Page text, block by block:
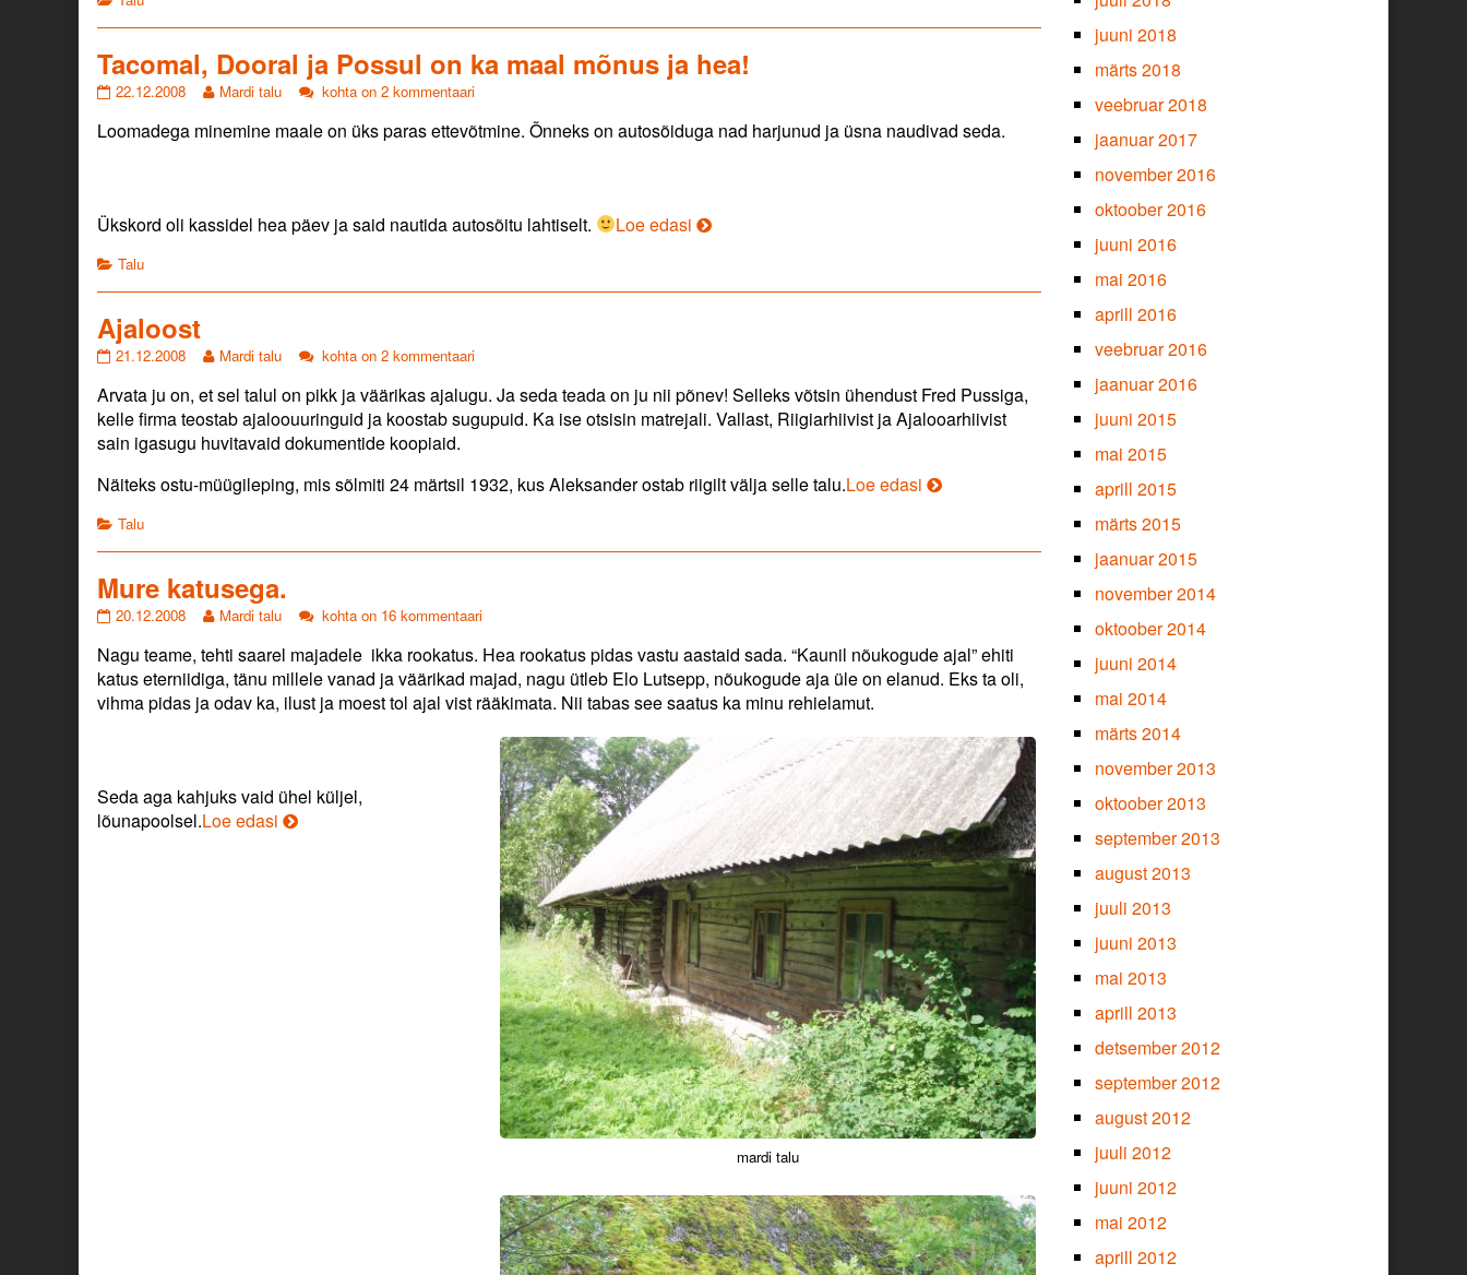
Tacomal, Dooral ja Possul on ka maal mõnus ja hea!
Tacomal,
ja
mõnus
hea!
22.12.2008
Read
posts
Tacomal,
mõnus
hea!,
Mardi talu
Tacomal,
ja
mõnus
kohta on 2 kommentaari
Loomadega minemine maale on üks paras ettevõtmine. Õnneks on autosõiduga nad harjunud ja üsna naudivad seda.
Ükskord oli kassidel hea päev ja said nautida autosõitu lahtiselt. Loe edasiTacomal,
Possul
mõnus
ja
Categories
Talu
Ajaloost
Ajaloost
on
21.12.2008
Read
posts
by
the
author
Ajaloost,
Mardi talu Ajaloost
kohta on 2 kommentaari
Arvata ju on, et sel talul on pikk ja väärikas ajalugu. Ja seda teada on ju nii põnev! Selleks võtsin ühendust Fred Pussiga,
kelle firma teostab ajaloouuringuid ja koostab sugupuid. Ka ise otsisin matrejali. Vallast, Riigiarhiivist ja Ajalooarhiivist
sain igasugu huvitavaid dokumentide koopiaid.
Näiteks ostu-müügileping, mis sõlmiti 24 märtsil 1932, kus Aleksander ostab riigilt välja selle talu.Loe edasi Ajaloost
Categories
Talu
Mure katusega.
Mure
published
on
20.12.2008
Read
posts
by
the
author
Mardi talu
Mure
kohta on 16 kommentaari
Nagu teame, tehti saarel majadele ikka rookatus. Hea rookatus pidas vastu aastaid sada. “Kaunil nõukogude ajal” ehiti
katus eterniidiga, tänu millele vanad ja väärikad majad, nagu ütleb Elo Lutsepp, nõukogude aja üle on elanud. Eks ta oli,
vihma pidas ja odav ka, ilust ja moest tol ajal vist rääkimata. Nii tabas see saatus ka minu rehielamut.
mardi talu
Seda aga kahjuks vaid ühel küljel,
lõunapoolsel.Loe edasi Mure
juuni 2018
märts 2018
veebruar 2018
jaanuar 2017
november 2016
oktoober 2016
juuni 2016
mai 2016
aprill 2016
veebruar 2016
jaanuar 2016
juuni 2015
mai 2015
aprill 2015
märts 2015
jaanuar 2015
november 2014
oktoober 2014
juuni 2014
mai 2014
märts 2014
november 2013
oktoober 2013
september 2013
august 2013
juuli 2013
juuni 2013
mai 2013
aprill 2013
detsember 2012
september 2012
august 2012
juuli 2012
juuni 2012
mai 2012
aprill 2012